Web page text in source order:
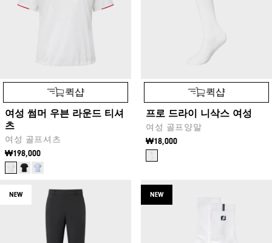
퀵샵
여성 썸머 우븐 라운드 티셔
츠
여성 골프셔츠
₩198,000
퀵샵
프로 드라이 니삭스 여성
여성 골프양말
₩18,000
NEW NEW